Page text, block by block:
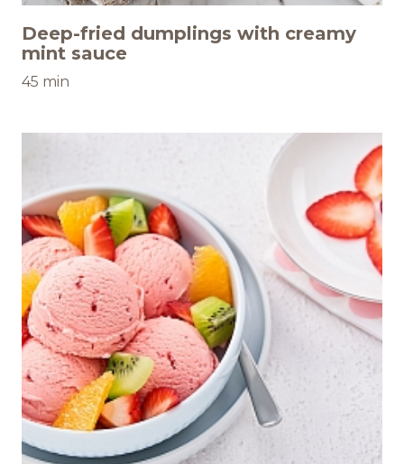
Deep-fried dumplings with creamy
mint sauce
45 min